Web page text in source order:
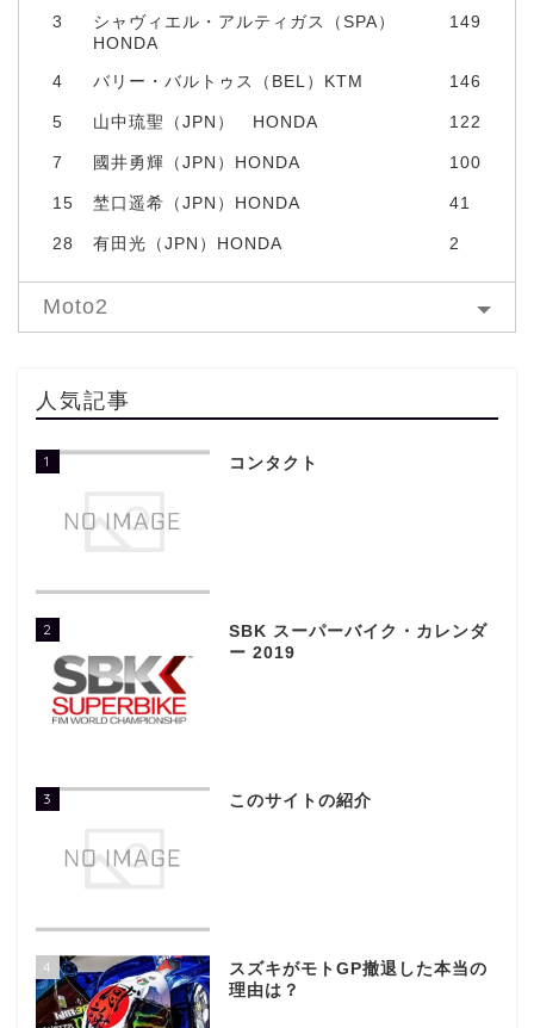
3
シャヴィエル・アルティガス（SPA）
HONDA
149
4 バリー・バルトゥス（BEL）KTM 146
5 山中琉聖（JPN） HONDA 122
7 國井勇輝（JPN）HONDA 100
15 埜口遥希（JPN）HONDA 41
28 有田光（JPN）HONDA 2
Moto2
人気記事
1 コンタクト
2
SBK スーパーバイク・カレンダ
ー 2019
3 このサイトの紹介
4
スズキがモトGP撤退した本当の
理由は？